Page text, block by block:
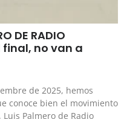
DE RADIO
final, no van a
de 2025, hemos
conoce bien el movimiento
Palmero de Radio